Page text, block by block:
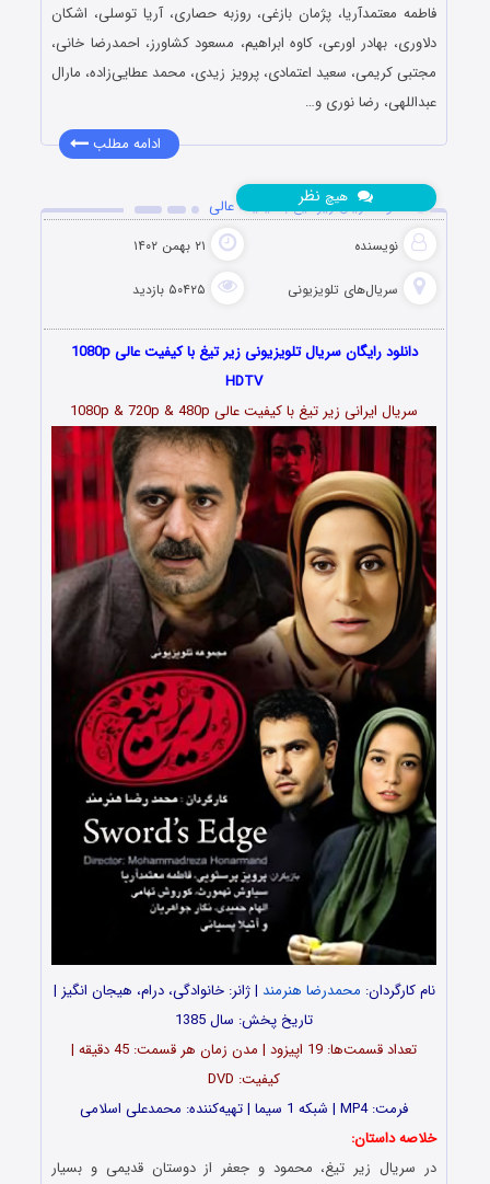
فاطمه معتمدآریا، پژمان بازغی، روزبه حصاری، آریا توسلی، اشکان
دلاوری، بهادر اورعی، کاوه ابراهیم، مسعود کشاورز، احمدرضا خانی،
مجتبی کریمی، سعید اعتمادی، پرویز زیدی، محمد عطایی‌زاده، مارال
عبداللهی، رضا نوری و…
ادامه مطلب
دانلود سریال زیر تیغ با کیفیت عالی
نویسنده ۲۱ بهمن ۱۴۰۲
سریال‌های تلویزیونی ۵۰۴۲۵ بازدید
هیچ نظر
دانلود رایگان سریال تلویزیونی زیر تیغ با کیفیت عالی 1080p
HDTV
سریال ایرانی زیر تیغ با کیفیت عالی 1080p & 720p & 480p
نام کارگردان: محمدرضا هنرمند | ژانر: خانوادگی، درام، هیجان انگیز |
تاریخ پخش: سال 1385
تعداد قسمت‌ها: 19 اپیزود | مدن زمان هر قسمت: 45 دقیقه |
کیفیت: DVD
فرمت: MP4 | شبکه 1 سیما | تهیه‌کننده: محمدعلی اسلامی
خلاصه داستان:
در سریال زیر تیغ، محمود و جعفر از دوستان قدیمی و بسیار